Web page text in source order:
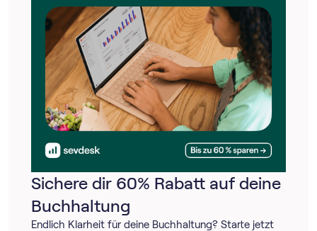
Sichere dir 60% Rabatt auf deine
Buchhaltung
Endlich Klarheit für deine Buchhaltung? Starte jetzt